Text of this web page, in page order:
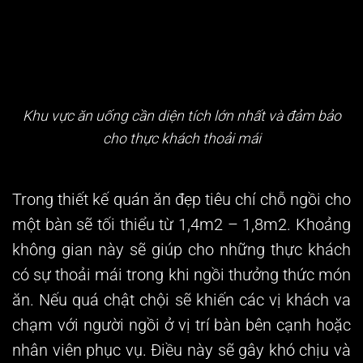
Khu vực ăn uống cần diện tích lớn nhất và đảm bảo
cho thực khách thoải mái
Trong thiết kế quán ăn đẹp tiêu chí chỗ ngồi cho
một bàn sẽ tối thiểu từ 1,4m2 – 1,8m2. Khoảng
không gian này sẽ giúp cho những thực khách
có sự thoải mái trong khi ngồi thưởng thức món
ăn. Nếu quá chật chội sẽ khiến các vị khách va
chạm với người ngồi ở vị trí bàn bên cạnh hoặc
nhân viên phục vụ. Điều này sẽ gây khó chịu và